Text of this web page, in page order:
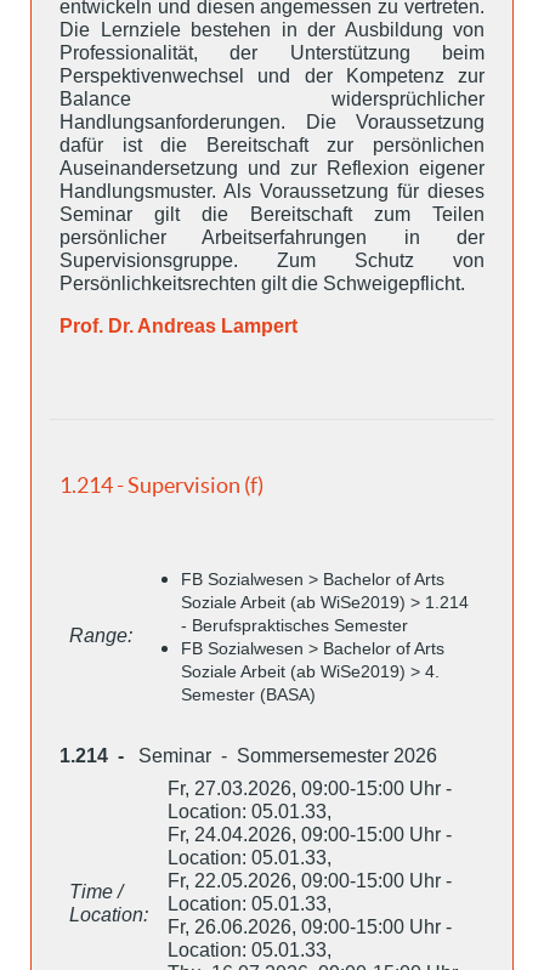
entwickeln und diesen angemessen zu vertreten.
Die Lernziele bestehen in der Ausbildung von
Professionalität, der Unterstützung beim
Perspektivenwechsel und der Kompetenz zur
Balance widersprüchlicher
Handlungsanforderungen. Die Voraussetzung
dafür ist die Bereitschaft zur persönlichen
Auseinandersetzung und zur Reflexion eigener
Handlungsmuster. Als Voraussetzung für dieses
Seminar gilt die Bereitschaft zum Teilen
persönlicher Arbeitserfahrungen in der
Supervisionsgruppe. Zum Schutz von
Persönlichkeitsrechten gilt die Schweigepflicht.
Prof. Dr. Andreas Lampert
1.214 - Supervision (f)
Range:
FB Sozialwesen > Bachelor of Arts
Soziale Arbeit (ab WiSe2019) > 1.214
- Berufspraktisches Semester
FB Sozialwesen > Bachelor of Arts
Soziale Arbeit (ab WiSe2019) > 4.
Semester (BASA)
1.214 - Seminar - Sommersemester 2026
Time /
Location:
Fr, 27.03.2026, 09:00-15:00 Uhr -
Location: 05.01.33,
Fr, 24.04.2026, 09:00-15:00 Uhr -
Location: 05.01.33,
Fr, 22.05.2026, 09:00-15:00 Uhr -
Location: 05.01.33,
Fr, 26.06.2026, 09:00-15:00 Uhr -
Location: 05.01.33,